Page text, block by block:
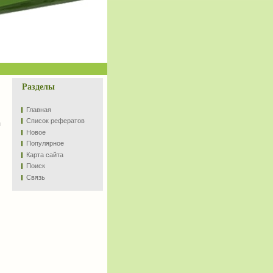
Разделы
Главная
Список рефератов
Новое
Популярное
Карта сайта
Поиск
Связь